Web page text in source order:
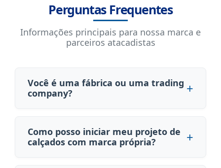
Perguntas Frequentes
Informações principais para nossa marca e
parceiros atacadistas
Você é uma fábrica ou uma trading
company?
Como posso iniciar meu projeto de
calçados com marca própria?